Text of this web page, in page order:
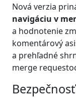
Nová verzia
navigáciu v
a hodnotenie
komentárový
a prehľadné
merge